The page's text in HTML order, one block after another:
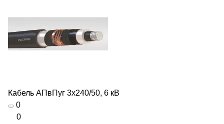
Кабель АПвПуг 3х240/50, 6 кВ
0
0